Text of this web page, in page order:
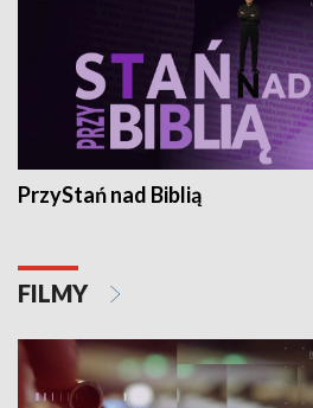
PrzyStań nad Biblią
FILMY